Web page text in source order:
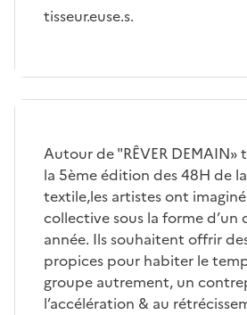
tisseur.euse.s.
Autour de "RÊVER
la 5ème édition des 48H de
textile,les artistes ont
collective sous la forme d’un
année. Ils souhaitent offrir
propices pour habiter le
groupe autrement, un
l’accélération & au